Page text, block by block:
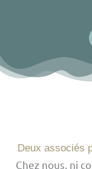
Deux associés
Chez nous, ni